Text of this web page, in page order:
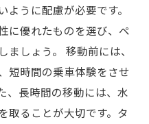
ように配慮が必要です。
に優れたものを選び、ペ
ましょう。 移動前には、
短時間の乗車体験をさせ
、長時間の移動には、水
取ることが大切です。タ